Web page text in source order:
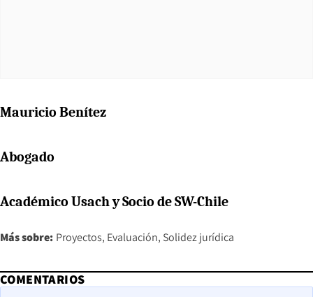
Mauricio Benítez
Abogado
Académico Usach y Socio de SW-Chile
Más sobre: Proyectos Evaluación Solidez jurídica
COMENTARIOS